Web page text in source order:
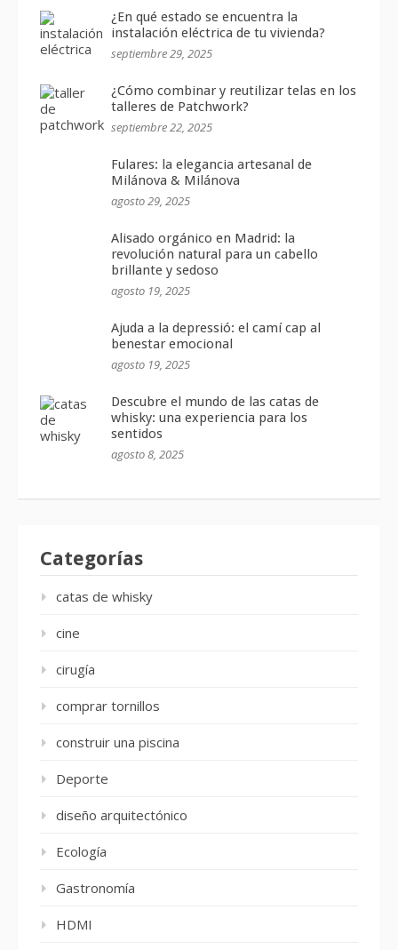
¿En qué estado se encuentra la
instalación eléctrica de tu vivienda?
septiembre 29, 2025
¿Cómo combinar y reutilizar telas en los
talleres de Patchwork?
septiembre 22, 2025
Fulares: la elegancia artesanal de
Milánova & Milánova
agosto 29, 2025
Alisado orgánico en Madrid: la
revolución natural para un cabello
brillante y sedoso
agosto 19, 2025
Ajuda a la depressió: el camí cap al
benestar emocional
agosto 19, 2025
Descubre el mundo de las catas de
whisky: una experiencia para los
sentidos
agosto 8, 2025
Categorías
catas de whisky
cine
cirugía
comprar tornillos
construir una piscina
Deporte
diseño arquitectónico
Ecología
Gastronomía
HDMI